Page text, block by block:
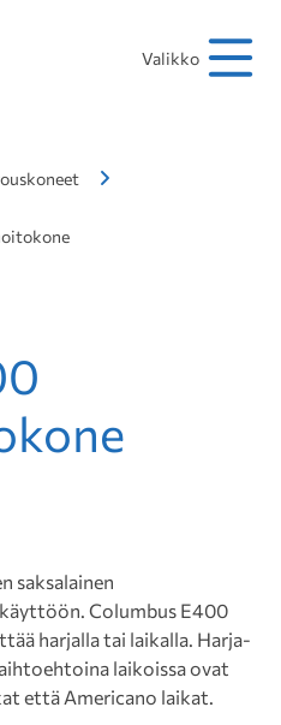
Valikko
saksalainen
Columbus E400
harjalla tai laikalla. Harja-
laikoissa ovat
että Americano laikat.